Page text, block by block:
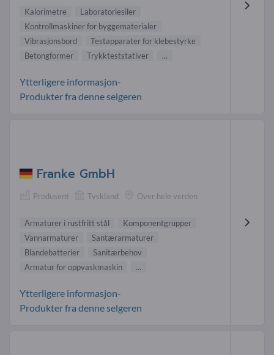
Kalorimetre
Laboratoriesiler
Kontrollmaskiner for byggematerialer
Vibrasjonsbord
Testapparater for klebestyrke
Betongformer
Trykkteststativer ...
Ytterligere informasjon-
Produkter fra denne selgeren
Franke GmbH
Produsent Tyskland Over hele verden
Armaturer i rustfritt stål
Komponentgrupper
Vannarmaturer
Santærarmaturer
Blandebatterier
Sanitærbehov
Armatur for oppvaskmaskin
...
Ytterligere informasjon-
Produkter fra denne selgeren